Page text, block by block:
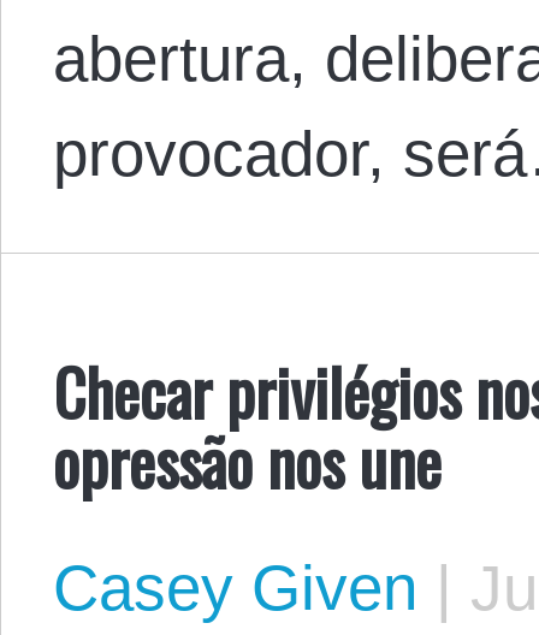
abertura,
provocador,
Checar privilégios
opressão nos une
Casey Given |